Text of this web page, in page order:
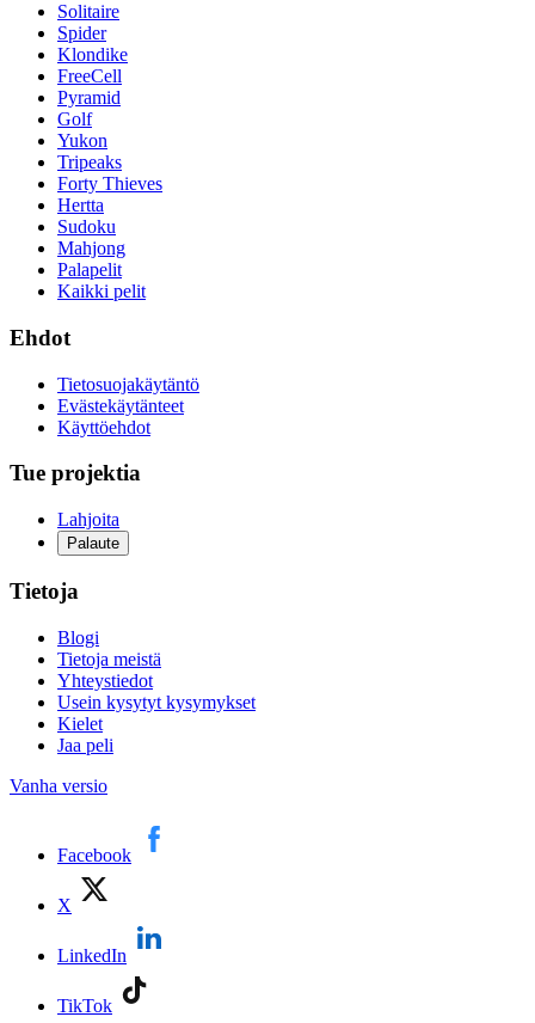
Solitaire
Spider
Klondike
FreeCell
Pyramid
Golf
Yukon
Tripeaks
Forty Thieves
Hertta
Sudoku
Mahjong
Palapelit
Kaikki pelit
Ehdot
Tietosuojakäytäntö
Evästekäytänteet
Käyttöehdot
Tue projektia
Lahjoita
Palaute
Tietoja
Blogi
Tietoja meistä
Yhteystiedot
Usein kysytyt kysymykset
Kielet
Jaa peli
Vanha versio
Facebook
X
LinkedIn
TikTok